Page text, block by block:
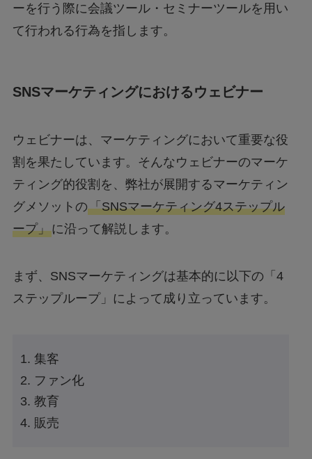
ーを行う際に会議ツール・セミナーツールを用い
て行われる行為を指します。
SNSマーケティングにおけるウェビナー
ウェビナーは、マーケティングにおいて重要な役
割を果たしています。そんなウェビナーのマーケ
ティング的役割を、弊社が展開するマーケティン
グメソットの「SNSマーケティング4ステップル
ープ」に沿って解説します。
まず、SNSマーケティングは基本的に以下の「4
ステップループ」によって成り立っています。
集客
ファン化
教育
販売